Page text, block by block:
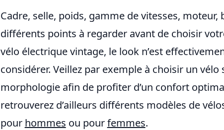
Cadre, selle, poids, gamme de vitesses, moteur,
différents points à regarder avant de choisir
vélo électrique vintage, le look n’est
considérer. Veillez par exemple à choisir un vélo
morphologie afin de profiter d’un confort
retrouverez d’ailleurs différents modèles de
pour hommes ou pourfemmes.